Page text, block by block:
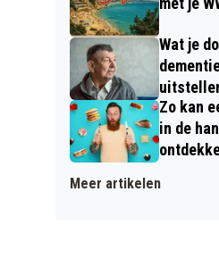
Wat je
Zo kan
in de
Meer artikelen